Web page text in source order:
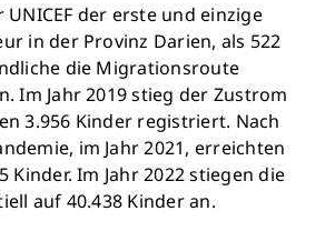
UNICEF der erste und einzige
in der Provinz Darien, als 522
die Migrationsroute
Im Jahr 2019 stieg der Zustrom
3.956 Kinder registriert. Nach
im Jahr 2021, erreichten
Kinder. Im Jahr 2022 stiegen die
auf 40.438 Kinder an.